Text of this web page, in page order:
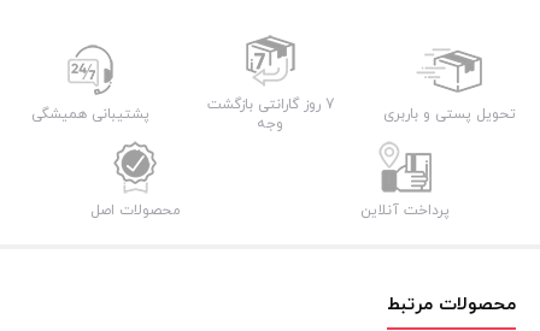
تحویل پستی و باربری
7 روز گارانتی بازگشت
وجه
پشتیبانی همیشگی
پرداخت آنلاین محصولات اصل
محصولات مرتبط